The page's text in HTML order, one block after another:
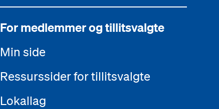
For medlemmer og tillitsvalgte
Min side
Ressurssider for tillitsvalgte
Lokallag